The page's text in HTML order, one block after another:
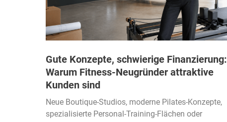
Gute Konzepte, schwierige Finanzierung:
Warum Fitness-Neugründer attraktive
Kunden sind
Neue Boutique-Studios, moderne Pilates-Konzepte,
spezialisierte Personal-Training-Flächen oder